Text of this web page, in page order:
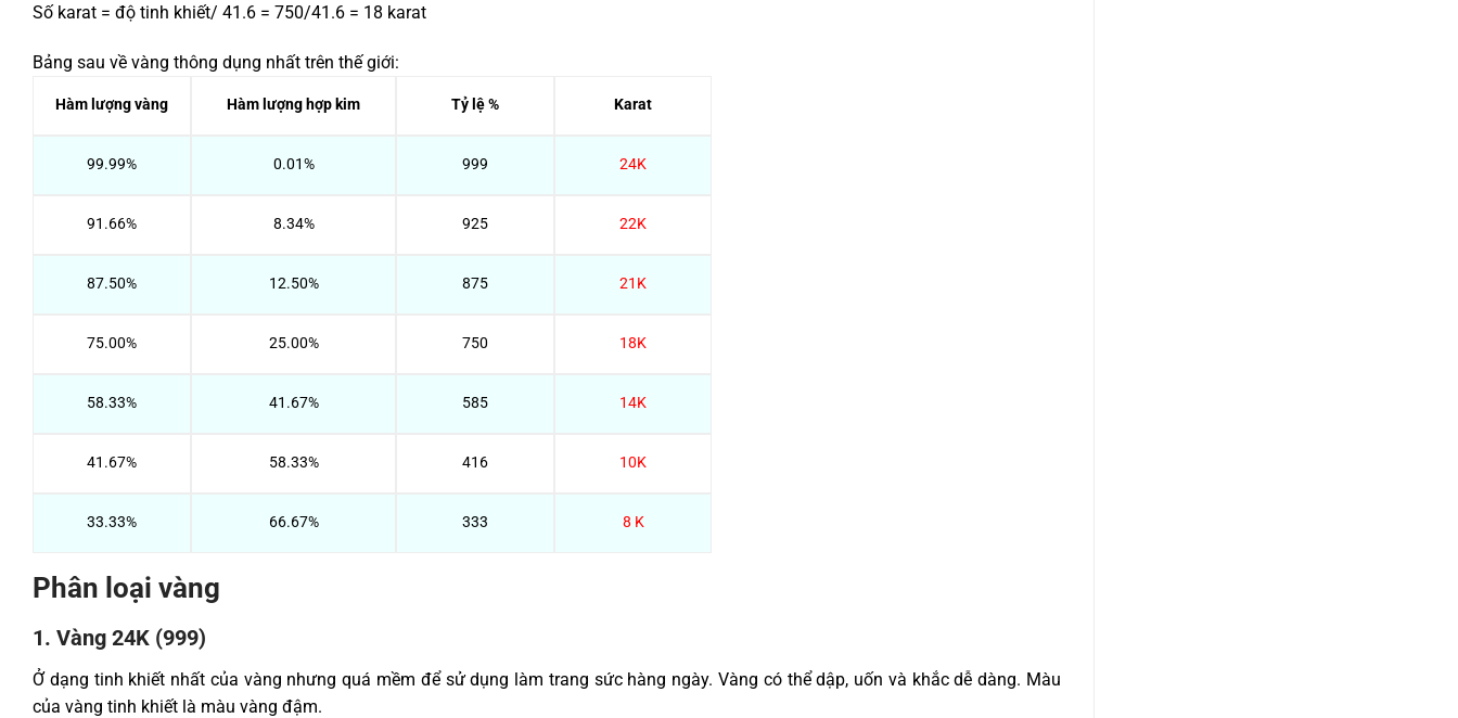
Số karat = độ tinh khiết/ 41.6 = 750/41.6 = 18 karat
Bảng sau về vàng thông dụng nhất trên thế giới:
Hàm lượng vàng Hàm lượng hợp kim Tỷ lệ % Karat
99.99% 0.01% 999 24K
91.66% 8.34% 925 22K
87.50% 12.50% 875 21K
75.00% 25.00% 750 18K
58.33% 41.67% 585 14K
41.67% 58.33% 416 10K
33.33% 66.67% 333 8 K
Phân loại vàng
1. Vàng 24K (999)
Ở dạng tinh khiết nhất của vàng nhưng quá mềm để sử dụng làm trang sức hàng ngày. Vàng có thể dập, uốn và khắc dễ dàng. Màu
của vàng tinh khiết là màu vàng đậm.